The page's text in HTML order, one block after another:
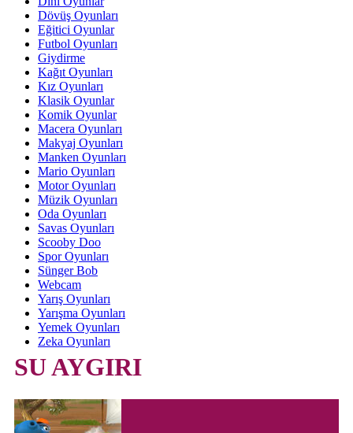
Dövüş Oyunları
Eğitici Oyunlar
Futbol Oyunları
Giydirme
Kağıt Oyunları
Kız Oyunları
Klasik Oyunlar
Komik Oyunlar
Macera Oyunları
Makyaj Oyunları
Manken Oyunları
Mario Oyunları
Motor Oyunları
Müzik Oyunları
Oda Oyunları
Savas Oyunları
Scooby Doo
Spor Oyunları
Sünger Bob
Webcam
Yarış Oyunları
Yarışma Oyunları
Yemek Oyunları
Zeka Oyunları
SU AYGIRI